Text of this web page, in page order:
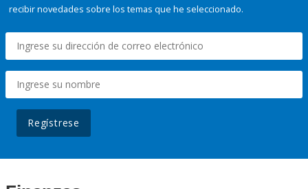
recibir novedades sobre los temas que he seleccionado.
Regístrese